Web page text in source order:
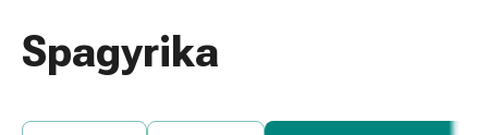
Erkältung
Medikamente
Spagyrika